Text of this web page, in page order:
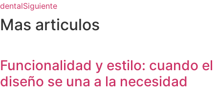
dentalSiguiente
Mas articulos
Funcionalidad y estilo: cuando el
diseño se una a la necesidad